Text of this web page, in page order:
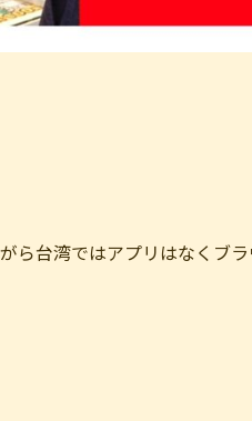
ら台湾ではアプリはなくブ